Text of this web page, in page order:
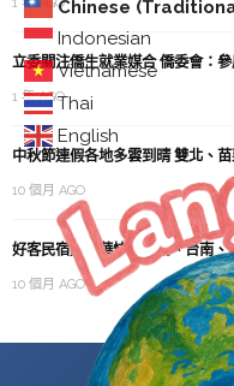
Chinese
Indonesian
Vietnamese
Thai
English
立委關注僑生就業媒合 僑委會：
1 年 AGO
中秋節連假各地多雲到晴 雙北、
10 個月 AGO
好客民宿嘉年華快閃宜蘭、台南
10 個月 AGO